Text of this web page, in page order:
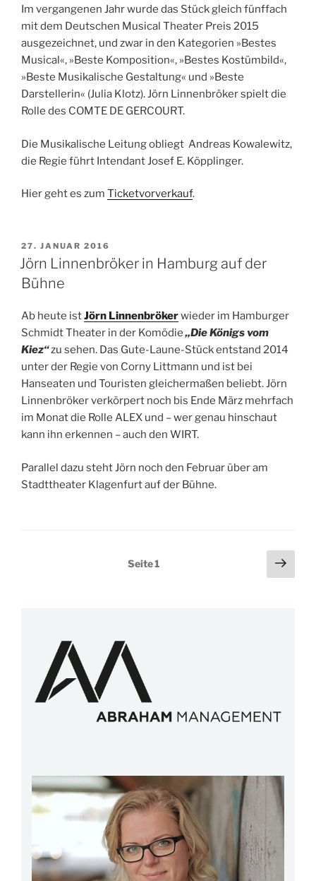
Im vergangenen Jahr wurde das Stück gleich fünffach
mit dem Deutschen Musical Theater Preis 2015
ausgezeichnet, und zwar in den Kategorien »Bestes
Musical«, »Beste Komposition«, »Bestes Kostümbild«,
»Beste Musikalische Gestaltung« und »Beste
Darstellerin« (Julia Klotz). Jörn Linnenbröker spielt die
Rolle des COMTE DE GERCOURT.
Die Musikalische Leitung obliegt Andreas Kowalewitz,
die Regie führt Intendant Josef E. Köpplinger.
Hier geht es zum Ticketvorverkauf.
VERÖFFENTLICHT
AM
27. JANUAR 2016
Jörn Linnenbröker in Hamburg auf der
Bühne
Ab heute istJörn Linnenbrökerwieder im Hamburger
Schmidt Theater in der Komödie„Die Königs vom
Kiez“zu sehen. Das Gute-Laune-Stück entstand 2014
unter der Regie von Corny Littmann und ist bei
Hanseaten und Touristen gleichermaßen beliebt. Jörn
Linnenbröker verkörpert noch bis Ende März mehrfach
im Monat die Rolle ALEX und – wer genau hinschaut
kann ihn erkennen – auch den WIRT.
Parallel dazu steht Jörn noch den Februar über am
Stadttheater Klagenfurt auf der Bühne.
Seitennummerierung
Seite1